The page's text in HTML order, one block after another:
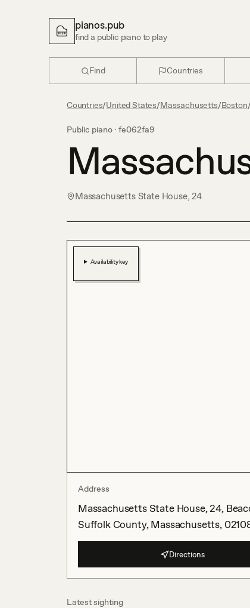
pianos.pub
find a public piano to play
Find Countries
Countries/United States/Massachusetts/Boston/
Public piano · fe062fa9
Massachusetts State House, 24
Availability key
Address
Massachusetts State House, 24,
Suffolk County, Massachusetts,
Directions
Latest sighting